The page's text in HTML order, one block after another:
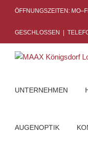
content
ÖFFNUNGSZEITEN:
GESCHLOSSEN
UNTERNEHMEN
AUGENOPTIK